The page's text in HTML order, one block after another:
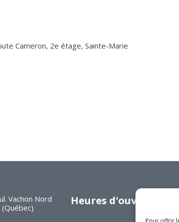
Cameron, 2e étage, Sainte-Marie
Vachon Nord
Heures d'ouverture